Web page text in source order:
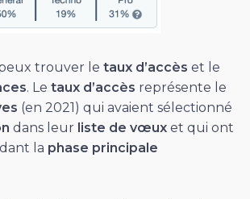
trouver le taux d’accès et le
. Le taux d’accès représente le
(en 2021) qui avaient sélectionné
dans leur liste de vœux et qui ont
la phase principale